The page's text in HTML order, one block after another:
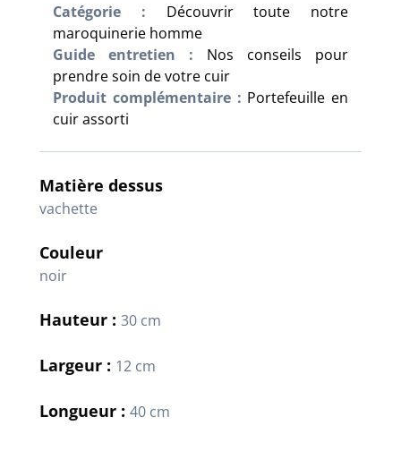
Catégorie :
Découvrir toute notre
maroquinerie homme
Guide entretien :
Nos conseils pour
prendre soin de votre cuir
Produit complémentaire : Portefeuille en
cuir assorti
Matière dessus
vachette
Couleur
noir
Hauteur : 30 cm
Largeur : 12 cm
Longueur : 40 cm